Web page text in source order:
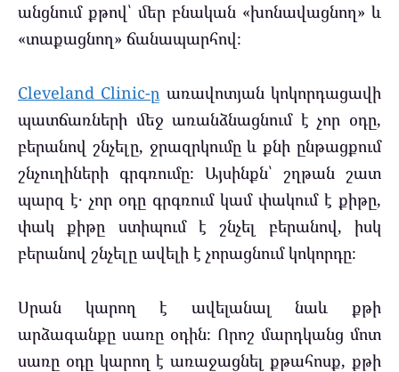
անցնում քթով՝ մեր բնական «խոնավացնող» և
«տաքացնող» ճանապարհով։
Cleveland Clinic-ը առավոտյան կոկորդացավի
պատճառների մեջ առանձնացնում է չոր օդը,
բերանով շնչելը, ջրազրկումը և քնի ընթացքում
շնչուղիների գրգռումը։ Այսինքն՝ շղթան շատ
պարզ է․ չոր օդը գրգռում կամ փակում է քիթը,
փակ քիթը ստիպում է շնչել բերանով, իսկ
բերանով շնչելը ավելի է չորացնում կոկորդը։
Սրան կարող է ավելանալ նաև քթի
արձագանքը սառը օդին։ Որոշ մարդկանց մոտ
սառը օդը կարող է առաջացնել քթահոսք, քթի